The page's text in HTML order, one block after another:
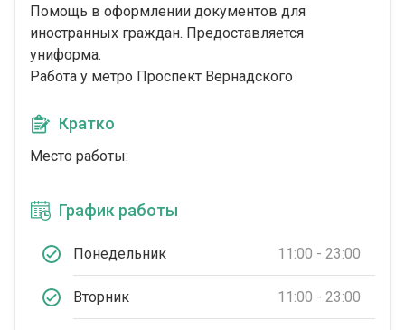
Помощь в оформлении документов для
иностранных граждан. Предоставляется
униформа.
Работа у метро Проспект Вернадского
Кратко
Место работы:
График работы
Понедельник 11:00 - 23:00
Вторник 11:00 - 23:00